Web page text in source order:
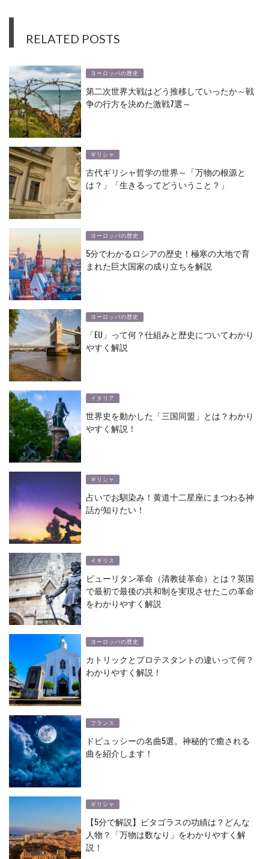
RELATED POSTS
ヨーロッパの歴史
第二次世界大戦はどう推移していったか～戦
争の行方を決めた激戦7選～
ギリシャ
古代ギリシャ哲学の世界～「万物の根源と
は？」「生きるってどういうこと？」
ヨーロッパの歴史
5分でわかるロシアの歴史！極寒の大地で育
まれた巨大国家の成り立ちを解説
ヨーロッパの歴史
「EU」って何？仕組みと歴史についてわかり
やすく解説
イタリア
世界史を動かした「三国同盟」とは？わかり
やすく解説！
ギリシャ
占いでお馴染み！黄道十二星座にまつわる神
話が知りたい！
イギリス
ピューリタン革命（清教徒革命）とは？英国
で最初で最後の共和制を実現させたこの革命
をわかりやすく解説
ヨーロッパの歴史
カトリックとプロテスタントの違いって何？
わかりやすく解説！
フランス
ドビュッシーの名曲5選。神秘的で癒される
曲を紹介します！
ギリシャ
【5分で解説】ピタゴラスの功績は？どんな
人物？「万物は数なり」をわかりやすく解
説！